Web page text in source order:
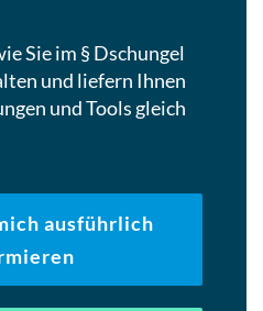
Sie im § Dschungel
und liefern Ihnen
und Tools gleich
ausführlich